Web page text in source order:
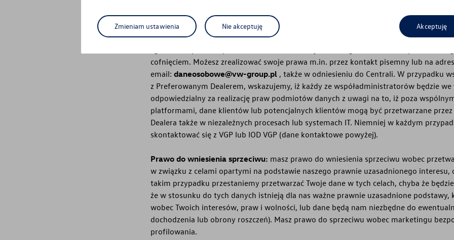
dowolnym momencie poprzez formularz umieszczony na stronie internetowej
group.pl/pl/formularz-cofniecia-zgod
lub przez kontakt z nami, a także u
Autoryzowanego Partnera Serwisowego marki Volkswagen; cofnięcie zgody pozostaje
cofnięciem. Możesz zrealizować swoje prawa m.in. przez kontakt pisemny lub na adres
email: daneosobowe@vw-group.pl , także w odniesieniu do Centrali. W przypadku
z Preferowanym Dealerem, wskazujemy, iż każdy ze współadministratorów będzie we
odpowiedzialny za realizację praw podmiotów danych z uwagi na to, iż poza
platformami, dane klientów lub potencjalnych klientów mogą być przetwarzane
Dealera także w niezależnych procesach lub systemach IT. Niemniej w każdym
skontaktować się z VGP lub IOD VGP (dane kontaktowe powyżej).
Prawo do wniesienia sprzeciwu: masz prawo do wniesienia sprzeciwu wobec
w związku z celami opartymi na podstawie naszego prawnie uzasadnionego interesu,
takim przypadku przestaniemy przetwarzać Twoje dane w tych celach, chyba że
że w stosunku do tych danych istnieją dla nas ważne prawnie uzasadnione podstawy,
wobec Twoich interesów, praw i wolności, lub dane będą nam niezbędne do
dochodzenia lub obrony roszczeń). Masz prawo do sprzeciwu wobec marketingu
profilowania.
Zmieniam ustawienia Nie akceptuję Akceptuję